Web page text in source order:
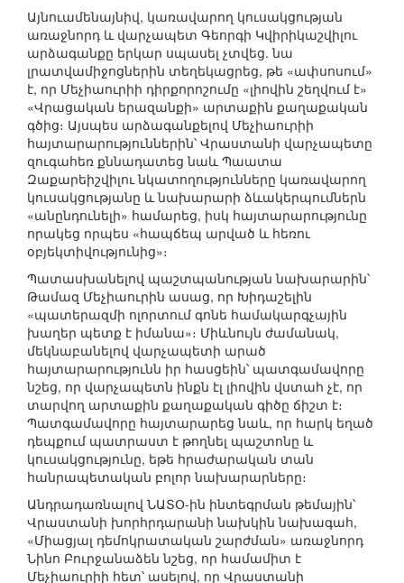
Այնուամենայնիվ, կառավարող կուսակցության
առաջնորդ և վարչապետ Գեորգի Կվիրիկաշվիլու
արձագանքը երկար սպասել չտվեց. նա
լրատվամիջոցներին տեղեկացրեց, թե «ափսոսում»
է, որ Մեչիաուրիի դիրքորոշումը «լիովին շեղվում է»
«Վրացական երազանքի» արտաքին քաղաքական
գծից։ Այսպես արձագանքելով Մեչիաուրիի
հայտարարություններին՝ Վրաստանի վարչապետը
զուգահեռ քննադատեց նաև Պաատա
Զաքարեիշվիլու նկատողությունները կառավարող
կուսակցությանը և նախարարի ձևակերպումներն
«անընդունելի» համարեց, իսկ հայտարարությունը
որակեց որպես «հապճեպ արված և հեռու
օբյեկտիվությունից»։
Պատասխանելով պաշտպանության նախարարին՝
Թամազ Մեչիաուրին ասաց, որ Խիդաշելին
«պատերազմի ոլորտում գոնե համակարգչային
խաղեր պետք է իմանա»։ Միևնույն ժամանակ,
մեկնաբանելով վարչապետի արած
հայտարարությունն իր հասցեին՝ պատգամավորը
նշեց, որ վարչապետն ինքն էլ լիովին վստահ չէ, որ
տարվող արտաքին քաղաքական գիծը ճիշտ է։
Պատգամավորը հայտարարեց նաև, որ հարկ եղած
դեպքում պատրաստ է թողնել պաշտոնը և
կուսակցությունը, եթե հրաժարական տան
հանրապետական բոլոր նախարարները։
Անդրադառնալով ՆԱՏՕ-ին ինտեգրման թեմային՝
Վրաստանի խորհրդարանի նախկին նախագահ,
«Միացյալ դեմոկրատական շարժման» առաջնորդ
Նինո Բուրջանաձեն նշեց, որ համամիտ է
Մեչիաուրիի հետ՝ ասելով, որ Վրաստանի